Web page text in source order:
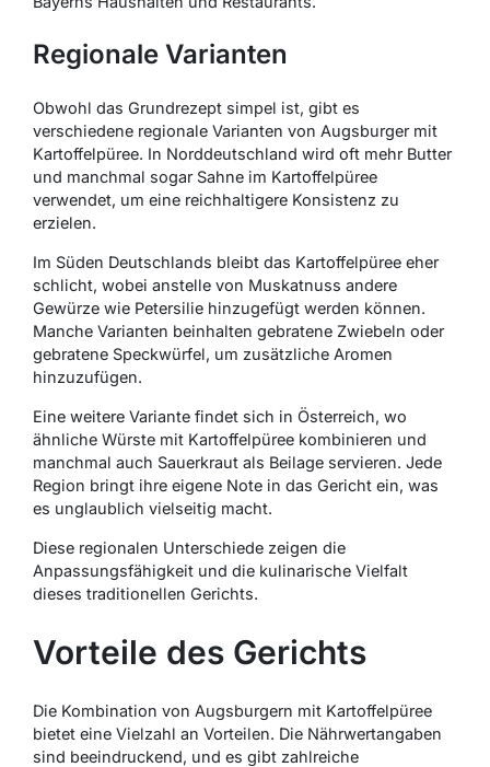
Regionale Varianten
Obwohl das Grundrezept simpel ist, gibt es
verschiedene regionale Varianten von Augsburger mit
Kartoffelpüree. In Norddeutschland wird oft mehr Butter
und manchmal sogar Sahne im Kartoffelpüree
verwendet, um eine reichhaltigere Konsistenz zu
erzielen.
Im Süden Deutschlands bleibt das Kartoffelpüree eher
schlicht, wobei anstelle von Muskatnuss andere
Gewürze wie Petersilie hinzugefügt werden können.
Manche Varianten beinhalten gebratene Zwiebeln oder
gebratene Speckwürfel, um zusätzliche Aromen
hinzuzufügen.
Eine weitere Variante findet sich in Österreich, wo
ähnliche Würste mit Kartoffelpüree kombinieren und
manchmal auch Sauerkraut als Beilage servieren. Jede
Region bringt ihre eigene Note in das Gericht ein, was
es unglaublich vielseitig macht.
Diese regionalen Unterschiede zeigen die
Anpassungsfähigkeit und die kulinarische Vielfalt
dieses traditionellen Gerichts.
Vorteile des Gerichts
Die Kombination von Augsburgern mit Kartoffelpüree
bietet eine Vielzahl an Vorteilen. Die Nährwertangaben
sind beeindruckend, und es gibt zahlreiche